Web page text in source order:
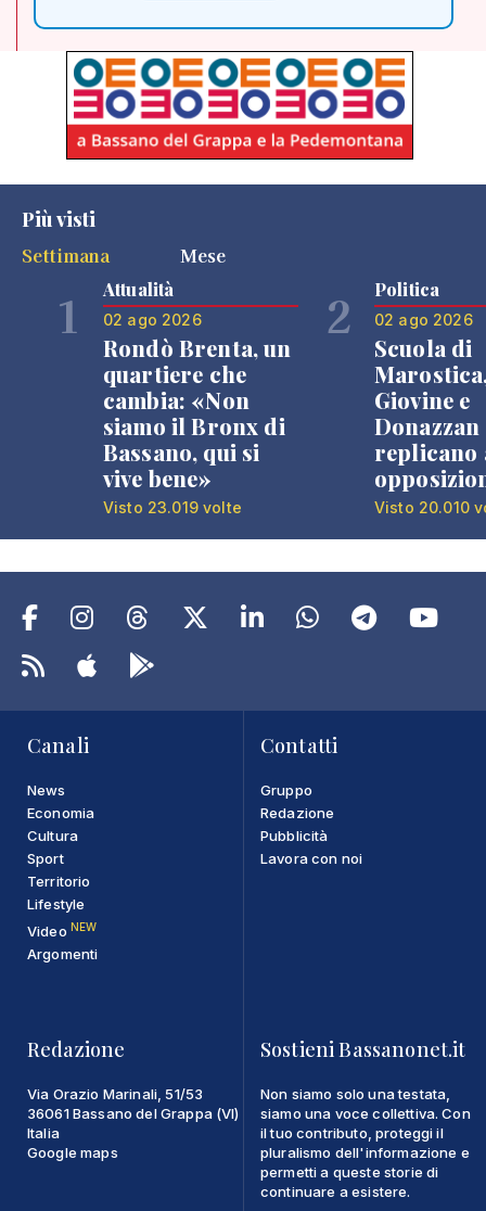
Più visti
Settimana
Mese
1 Attualità
02 ago 2026
Rondò Brenta, un
quartiere che
cambia: «Non
siamo il Bronx di
Bassano, qui si
vive bene»
Visto 23.019 volte
2 Politica
02 ago 2026
Scuola di
Giovine e
Donazzan
replicano
Visto 20.010
Canali
News
Economia
Cultura
Sport
Territorio
Lifestyle
Video NEW
Argomenti
Contatti
Gruppo
Redazione
Pubblicità
Lavora con noi
Redazione
Via Orazio Marinali, 51/53
36061 Bassano del Grappa (VI)
Italia
Google maps
Sostieni Bassanonet.it
Non siamo solo una testata,
siamo una voce collettiva. Con
il tuo contributo, proteggi il
pluralismo dell'informazione e
permetti a queste storie di
continuare a esistere.